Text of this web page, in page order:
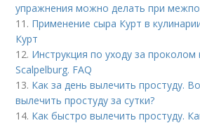
упражнения можно делать при
11. Применение сыра Курт в
Курт
12. Инструкция по уходу за проколом
Scalpelburg. FAQ
13. Как за день вылечить простуду.
вылечить простуду за сутки?
14. Как быстро вылечить простуду.